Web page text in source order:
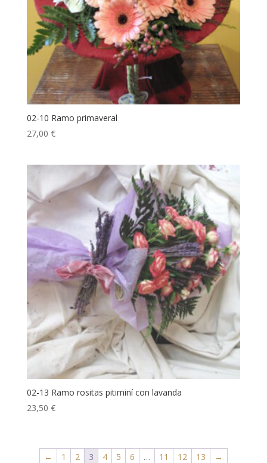
02-10 Ramo primaveral
27,00 €
02-13 Ramo rositas pitiminí con lavanda
23,50 €
← 1 2 3 4 5 6 … 11 12 13 →